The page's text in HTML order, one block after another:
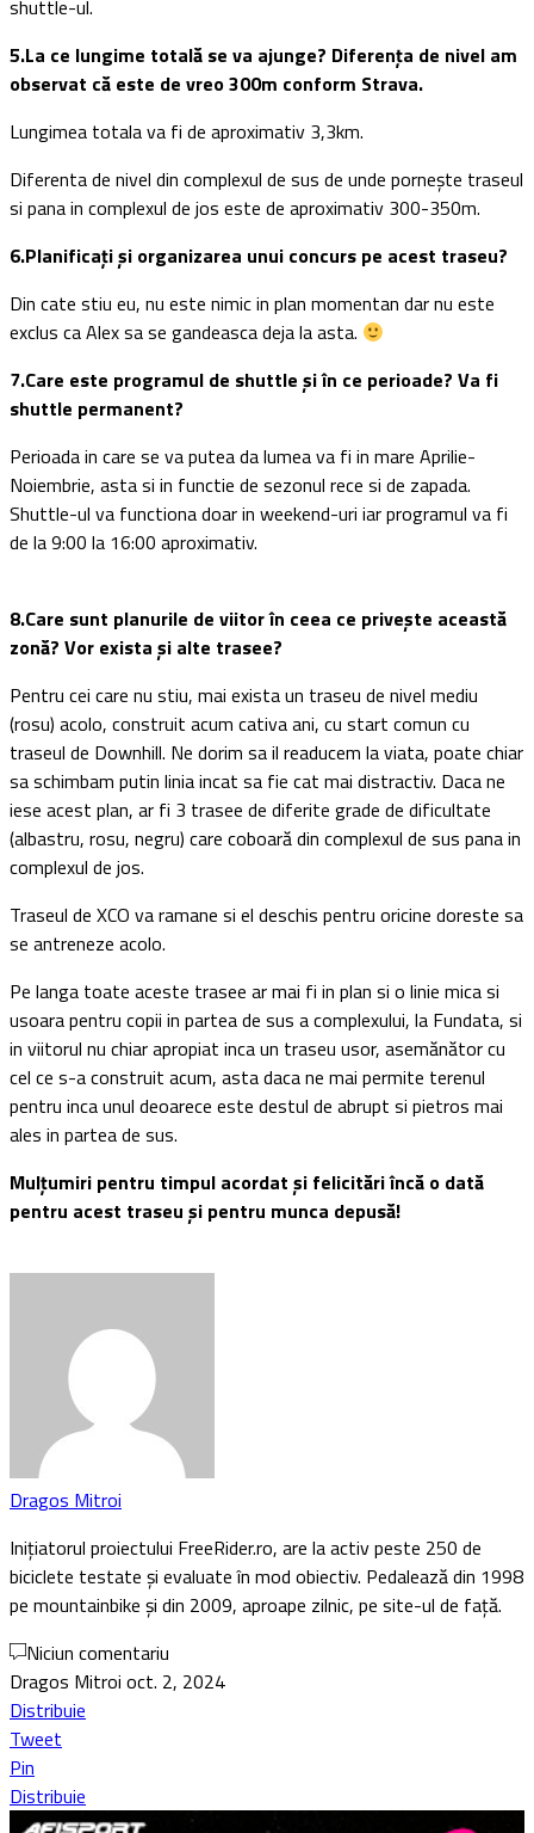
shuttle-ul.
5.La ce lungime totală se va ajunge? Diferența de nivel am
observat că este de vreo 300m conform Strava.
Lungimea totala va fi de aproximativ 3,3km.
Diferenta de nivel din complexul de sus de unde pornește traseul
si pana in complexul de jos este de aproximativ 300-350m.
6.Planificați și organizarea unui concurs pe acest traseu?
Din cate stiu eu, nu este nimic in plan momentan dar nu este
exclus ca Alex sa se gandeasca deja la asta.
7.Care este programul de shuttle și în ce perioade? Va fi
shuttle permanent?
Perioada in care se va putea da lumea va fi in mare Aprilie-
Noiembrie, asta si in functie de sezonul rece si de zapada.
Shuttle-ul va functiona doar in weekend-uri iar programul va fi
de la 9:00 la 16:00 aproximativ.
8.Care sunt planurile de viitor în ceea ce privește această
zonă? Vor exista și alte trasee?
Pentru cei care nu stiu, mai exista un traseu de nivel mediu
(rosu) acolo, construit acum cativa ani, cu start comun cu
traseul de Downhill. Ne dorim sa il readucem la viata, poate chiar
sa schimbam putin linia incat sa fie cat mai distractiv. Daca ne
iese acest plan, ar fi 3 trasee de diferite grade de dificultate
(albastru, rosu, negru) care coboară din complexul de sus pana in
complexul de jos.
Traseul de XCO va ramane si el deschis pentru oricine doreste sa
se antreneze acolo.
Pe langa toate aceste trasee ar mai fi in plan si o linie mica si
usoara pentru copii in partea de sus a complexului, la Fundata, si
in viitorul nu chiar apropiat inca un traseu usor, asemănător cu
cel ce s-a construit acum, asta daca ne mai permite terenul
pentru inca unul deoarece este destul de abrupt si pietros mai
ales in partea de sus.
Mulțumiri pentru timpul acordat și felicitări încă o dată
pentru acest traseu și pentru munca depusă!
Dragos Mitroi
Inițiatorul proiectului FreeRider.ro, are la activ peste 250 de
biciclete testate și evaluate în mod obiectiv. Pedalează din 1998
pe mountainbike și din 2009, aproape zilnic, pe site-ul de față.
Niciun comentariu
Dragos Mitroi oct. 2, 2024
Distribuie
Tweet
Pin
Distribuie